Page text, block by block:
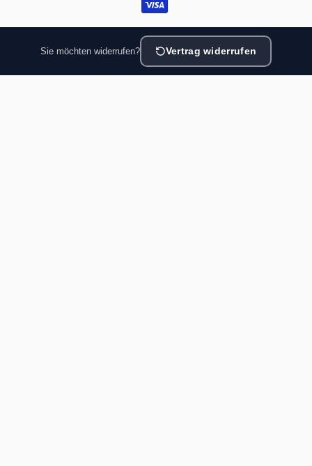
Sie möchten widerrufen? Vertrag widerrufen